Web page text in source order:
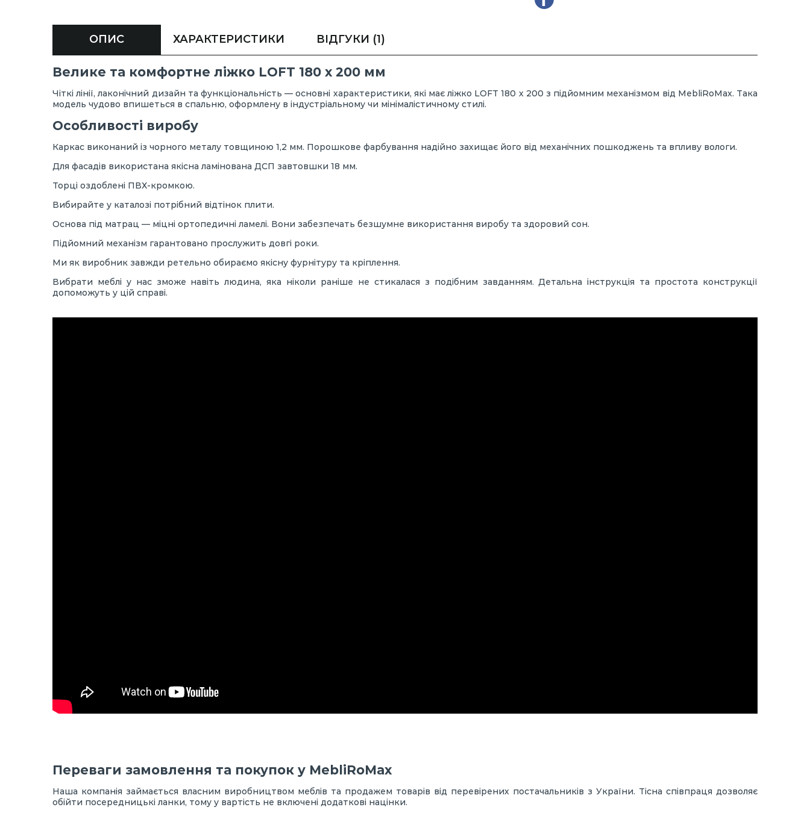
ОПИС ХАРАКТЕРИСТИКИ ВІДГУКИ (1)
Велике та комфортне ліжко LOFT 180 х 200 мм
Чіткі лінії, лаконічний дизайн та функціональність — основні характеристики, які має ліжко LOFT 180 х 200 з підйомним механізмом від MebliRoMax. Така
модель чудово впишеться в спальню, оформлену в індустріальному чи мінімалістичному стилі.
Особливості виробу
Каркас виконаний із чорного металу товщиною 1,2 мм. Порошкове фарбування надійно захищає його від механічних пошкоджень та впливу вологи.
Для фасадів використана якісна ламінована ДСП завтовшки 18 мм.
Торці оздоблені ПВХ-кромкою.
Вибирайте у каталозі потрібний відтінок плити.
Основа під матрац — міцні ортопедичні ламелі. Вони забезпечать безшумне використання виробу та здоровий сон.
Підйомний механізм гарантовано прослужить довгі роки.
Ми як виробник завжди ретельно обираємо якісну фурнітуру та кріплення.
Вибрати меблі у нас зможе навіть людина, яка ніколи раніше не стикалася з подібним завданням. Детальна інструкція та простота конструкції
допоможуть у цій справі.
Переваги замовлення та покупок у MebliRoMax
Наша компанія займається власним виробництвом меблів та продажем товарів від перевірених постачальників з України. Тісна співпраця дозволяє
обійти посередницькі ланки, тому у вартість не включені додаткові націнки.